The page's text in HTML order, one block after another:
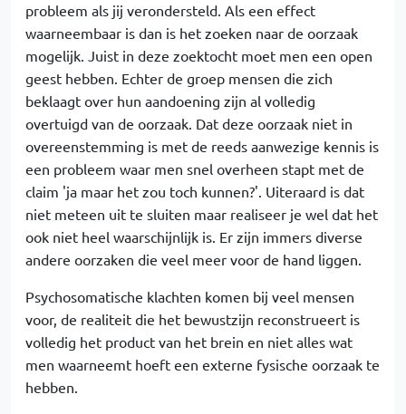
probleem als jij verondersteld. Als een effect
waarneembaar is dan is het zoeken naar de oorzaak
mogelijk. Juist in deze zoektocht moet men een open
geest hebben. Echter de groep mensen die zich
beklaagt over hun aandoening zijn al volledig
overtuigd van de oorzaak. Dat deze oorzaak niet in
overeenstemming is met de reeds aanwezige kennis is
een probleem waar men snel overheen stapt met de
claim 'ja maar het zou toch kunnen?'. Uiteraard is dat
niet meteen uit te sluiten maar realiseer je wel dat het
ook niet heel waarschijnlijk is. Er zijn immers diverse
andere oorzaken die veel meer voor de hand liggen.
Psychosomatische klachten komen bij veel mensen
voor, de realiteit die het bewustzijn reconstrueert is
volledig het product van het brein en niet alles wat
men waarneemt hoeft een externe fysische oorzaak te
hebben.